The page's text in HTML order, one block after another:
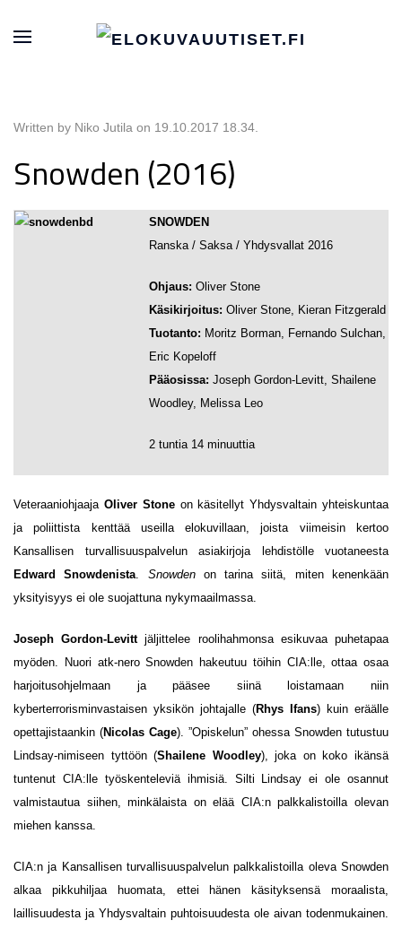
Written by Niko Jutila on 19.10.2017 18.34
Snowden (2016)
SNOWDEN
Ranska / Saksa / Yhdysvallat 2016
Ohjaus: Oliver Stone
Käsikirjoitus: Oliver Stone, Kieran Fitzgerald
Tuotanto: Moritz Borman, Fernando Sulchan,
Eric Kopeloff
Pääosissa: Joseph Gordon-Levitt, Shailene
Woodley, Melissa Leo
2 tuntia 14 minuuttia
Veteraaniohjaaja Oliver Stoneon käsitellyt Yhdysvaltain yhteiskuntaa
ja poliittista kenttää useilla elokuvillaan, joista viimeisin kertoo
Kansallisen turvallisuuspalvelun asiakirjoja lehdistölle vuotaneesta
Edward Snowdenista. Snowdenon tarina siitä, miten kenenkään
yksityisyys ei ole suojattuna nykymaailmassa.
Joseph Gordon-Levittjäljittelee roolihahmonsa esikuvaa puhetapaa
myöden. Nuori atk-nero Snowden hakeutuu töihin CIA:lle, ottaa osaa
harjoitusohjelmaan ja pääsee siinä loistamaan niin
kyberterrorisminvastaisen yksikön johtajalle (Rhys Ifans) kuin eräälle
opettajistaankin (Nicolas Cage). ”Opiskelun” ohessa Snowden tutustuu
Lindsay-nimiseen tyttöön (Shailene Woodley), joka on koko ikänsä
tuntenut CIA:lle työskenteleviä ihmisiä. Silti Lindsay ei ole osannut
valmistautua siihen, minkälaista on elää CIA:n palkkalistoilla olevan
miehen kanssa.
CIA:n ja Kansallisen turvallisuuspalvelun palkkalistoilla oleva Snowden
alkaa pikkuhiljaa huomata, ettei hänen käsityksensä moraalista,
laillisuudesta ja Yhdysvaltain puhtoisuudesta ole aivan todenmukainen.